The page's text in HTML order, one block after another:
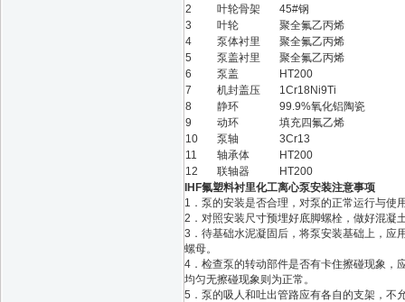
2
叶轮骨架
45#钢
3
叶轮
聚全氟乙丙烯
4
泵体衬里
聚全氟乙丙烯
5
泵盖衬里
聚全氟乙丙烯
6
泵盖
HT200
7
机封盖压
1Cr18Ni9Ti
8
静环
99.9%氧化铝陶瓷
9
动环
填充四氟乙烯
10
泵轴
3Cr13
11
轴承体
HT200
12
联轴器
HT200
IHF氟塑料衬里化工离心泵安装注意事项
1．泵的安装是否合理，对泵的正常运行与使
2．对照安装尺寸预埋好底脚螺栓，做好混凝
3．待基础水泥凝固后，将泵安装基础上，应
螺母。
4．检查泵的转动部件是否有卡住擦碰现象，
均匀无擦碰现象则为正常。
5．泵的吸人和吐出管路应有各自的支架，不